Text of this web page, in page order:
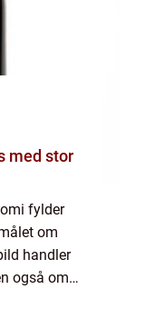
fylder
om
handler
også om